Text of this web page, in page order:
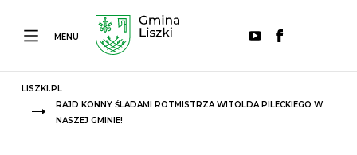
MENU
LISZKI.PL
RAJD KONNY ŚLADAMI ROTMISTRZA WITOLDA PILECKIEGO W
NASZEJ GMINIE!